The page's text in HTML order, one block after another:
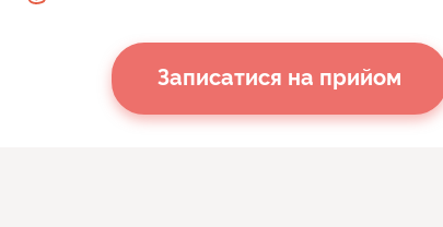
Записатися на прийом